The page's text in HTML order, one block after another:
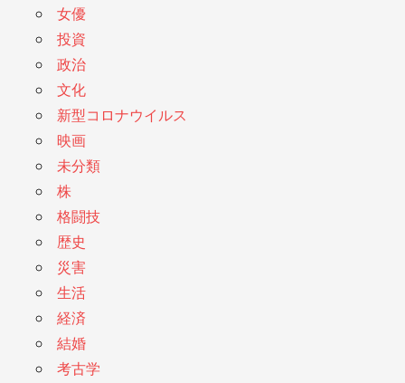
女優
投資
政治
文化
新型コロナウイルス
映画
未分類
株
格闘技
歴史
災害
生活
経済
結婚
考古学